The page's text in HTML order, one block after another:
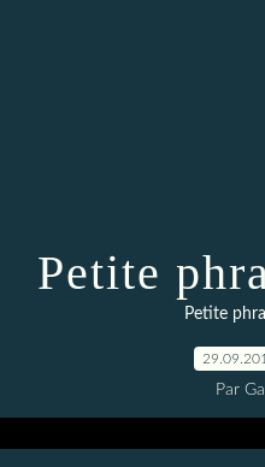
Petite
Petite
Par